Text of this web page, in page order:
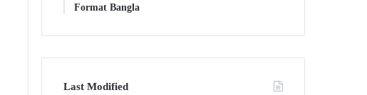
Format Bangla
Last Modified